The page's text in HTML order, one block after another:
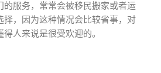
的服务，常常会被移民搬家或者运
择，因为这种情况会比较省事，对
人来说是很受欢迎的。